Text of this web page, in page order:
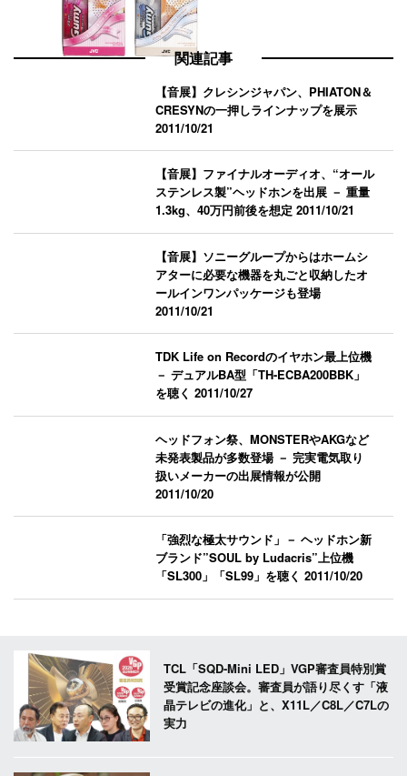
関連記事
【音展】クレシンジャパン、PHIATON＆
CRESYNの一押しラインナップを展示
2011/10/21
【音展】ファイナルオーディオ、“オール
ステンレス製”ヘッドホンを出展 － 重量
1.3kg、40万円前後を想定2011/10/21
【音展】ソニーグループからはホームシ
アターに必要な機器を丸ごと収納したオ
ールインワンパッケージも登場
2011/10/21
TDK Life on Recordのイヤホン最上位機
－ デュアルBA型「TH-ECBA200BBK」
を聴く2011/10/27
ヘッドフォン祭、MONSTERやAKGなど
未発表製品が多数登場 － 完実電気取り
扱いメーカーの出展情報が公開
2011/10/20
「強烈な極太サウンド」－ ヘッドホン新
ブランド”SOUL by Ludacris”上位機
「SL300」「SL99」を聴く2011/10/20
TCL「SQD-Mini LED」VGP審査員特別賞
受賞記念座談会。審査員が語り尽くす「液
晶テレビの進化」と、X11L／C8L／C7Lの
実力